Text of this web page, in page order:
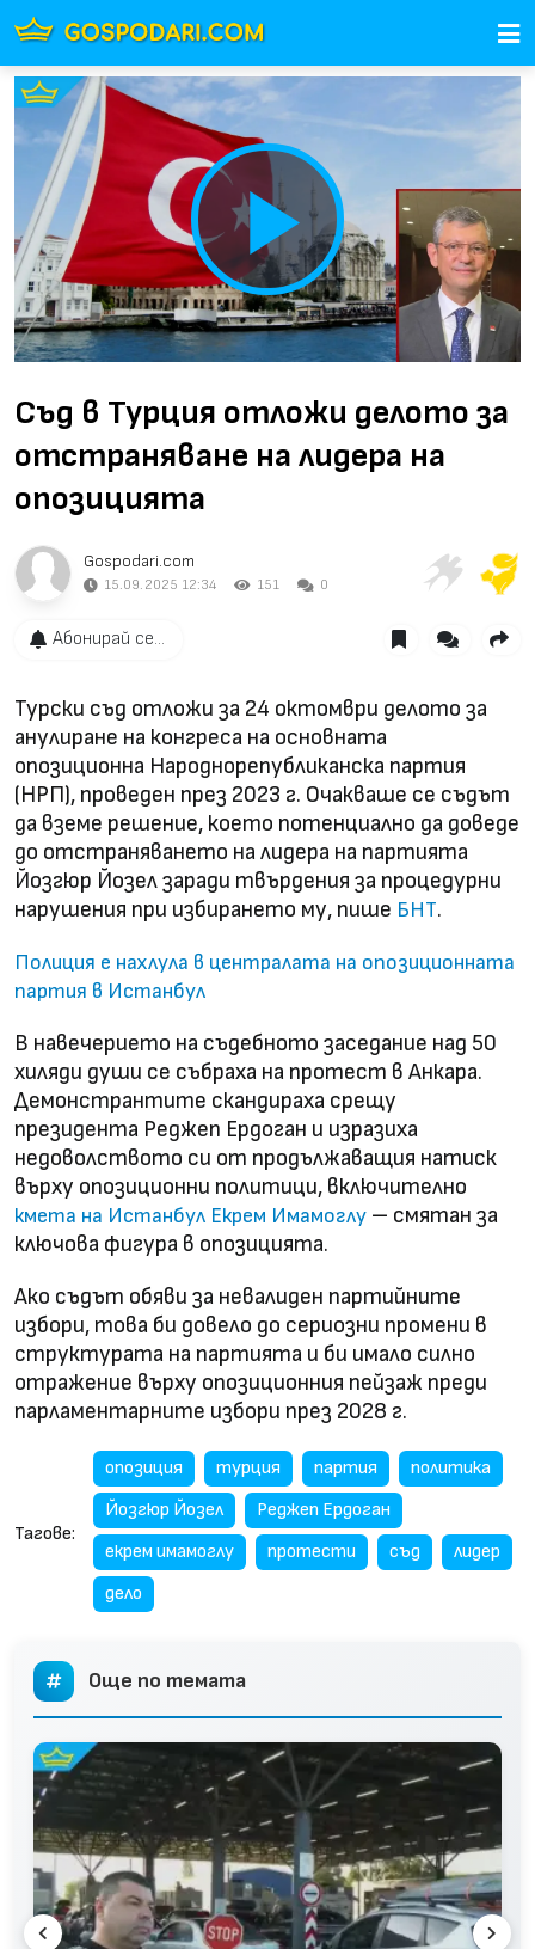
Play
Video
Съд в Турция отложи делото за
отстраняване на лидера на
опозицията
Gospodari.com
15.09.2025 12:34 151 0
Абонирай се...
Турски съд отложи за 24 октомври делото за
анулиране на конгреса на основната
опозиционна Народнорепубликанска партия
(НРП), проведен през 2023 г. Очакваше се съдът
да вземе решение, което потенциално да доведе
до отстраняването на лидера на партията
Йозгюр Йозел заради твърдения за процедурни
нарушения при избирането му, пише БНТ.
Полиция е нахлула в централата на опозиционната
партия в Истанбул
В навечерието на съдебното заседание над 50
хиляди души се събраха на протест в Анкара.
Демонстрантите скандираха срещу
президента Реджеп Ердоган и изразиха
недоволството си от продължаващия натиск
върху опозиционни политици, включително
кмета на Истанбул Екрем Имамоглу – смятан за
ключова фигура в опозицията.
Ако съдът обяви за невалиден партийните
избори, това би довело до сериозни промени в
структурата на партията и би имало силно
отражение върху опозиционния пейзаж преди
парламентарните избори през 2028 г.
Тагове:
опозиция турция партия
политика
Йозгюр Йозел
Реджеп Ердоган
екрем имамоглу
протести съд
лидер
дело
Още по темата